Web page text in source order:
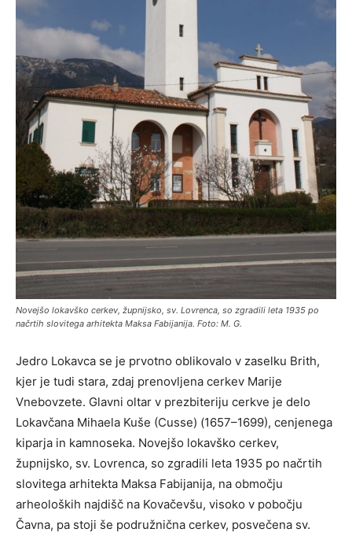
Novejšo lokavško cerkev, župnijsko, sv. Lovrenca, so zgradili leta 1935 po
načrtih slovitega arhitekta Maksa Fabijanija. Foto: M. G.
Jedro Lokavca se je prvotno oblikovalo v zaselku Brith,
kjer je tudi stara, zdaj prenovljena cerkev Marije
Vnebovzete. Glavni oltar v prezbiteriju cerkve je delo
Lokavčana Mihaela Kuše (Cusse) (1657–1699), cenjenega
kiparja in kamnoseka. Novejšo lokavško cerkev,
župnijsko, sv. Lovrenca, so zgradili leta 1935 po načrtih
slovitega arhitekta Maksa Fabijanija, na območju
arheoloških najdišč na Kovačevšu, visoko v pobočju
Čavna, pa stoji še podružnična cerkev, posvečena sv.